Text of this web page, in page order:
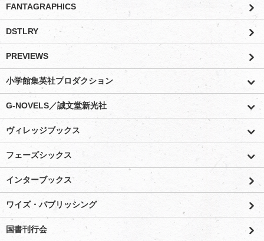
FANTAGRAPHICS
DSTLRY
PREVIEWS
小学館集英社プロダクション
G-NOVELS／誠文堂新光社
ヴィレッジブックス
フェーズシックス
インターブックス
ワイズ・パブリッシング
国書刊行会